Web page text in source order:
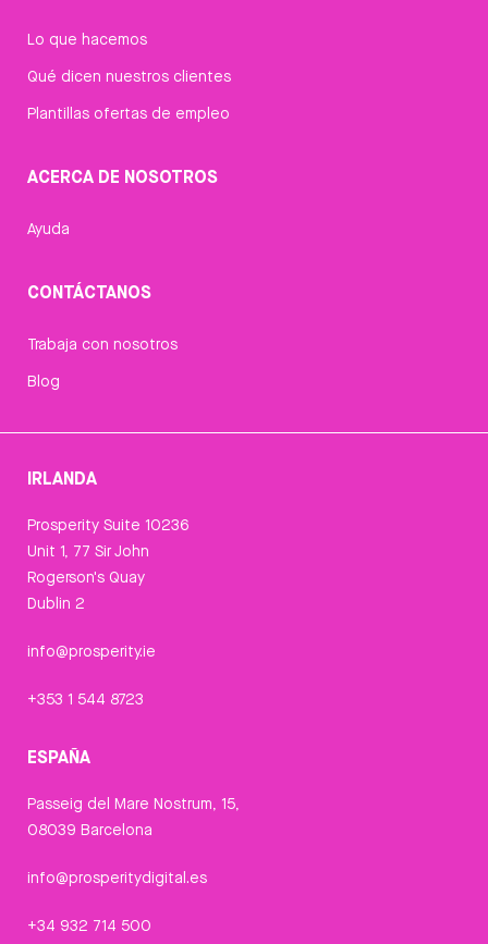
Lo que hacemos
Qué dicen nuestros clientes
Plantillas ofertas de empleo
ACERCA DE NOSOTROS
Ayuda
CONTÁCTANOS
Trabaja con nosotros
Blog
IRLANDA
Prosperity Suite 10236
Unit 1, 77 Sir John
Rogerson's Quay
Dublin 2
info@prosperity.ie
+353 1 544 8723
ESPAÑA
Passeig del Mare Nostrum, 15,
08039 Barcelona
info@prosperitydigital.es
+34 932 714 500